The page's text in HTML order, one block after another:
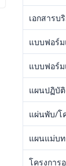
เอกสารบ
แบบฟอร์
แบบฟอร์
แผนปฏิบั
แผ่นพับ/โ
แผนแม่บ
โครงการ